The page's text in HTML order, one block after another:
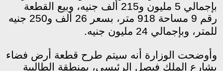
بإجمالي 5 مليون و215 ألف جنيه، وبيع القطعة
رقم 9 مساحة 918 متر، بسعر 26 ألف و250 جنيه
للمتر، وبإجمالي 24 مليون جنيه
وأوضحت الوزارة أنه سيتم طرح قطعة أرض فضاء
بشارع الملك فيصل الرئيسي، بمنطقة الطالبية